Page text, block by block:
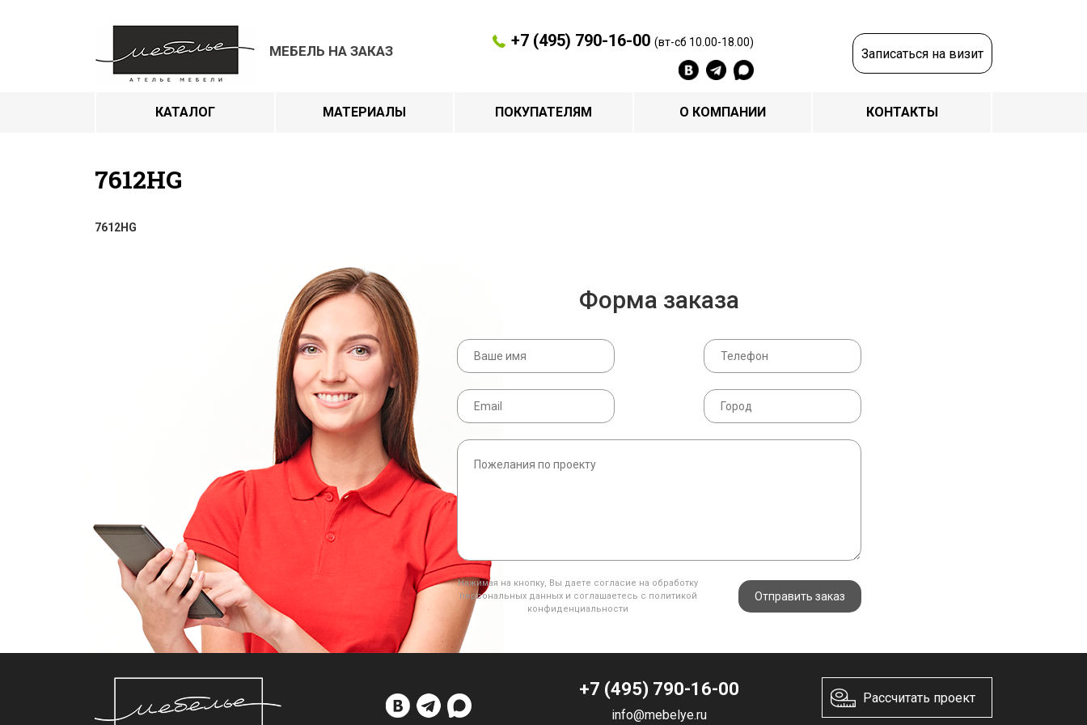
МЕБЕЛЬ НА ЗАКАЗ
+7 (495) 790-16-00 (вт-сб 10.00-18.00)
Записаться на визит
КАТАЛОГ МАТЕРИАЛЫ ПОКУПАТЕЛЯМ О КОМПАНИИ КОНТАКТЫ
7612HG
7612HG
Форма заказа
Нажимая на кнопку, Вы даете согласие на обработку
персональных данных и соглашаетесь с политикой
конфиденциальности
Отправить заказ
+7 (495) 790-16-00
info@mebelye.ru
Рассчитать проект